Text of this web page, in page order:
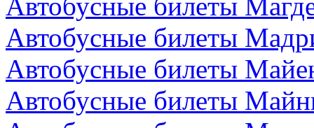
Автобусные билеты
Автобусные билеты
Автобусные билеты